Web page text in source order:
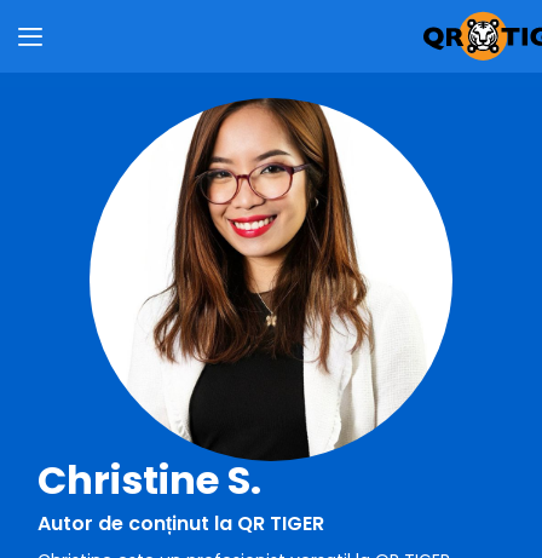
Christine S.
Autor de conținut la QR TIGER